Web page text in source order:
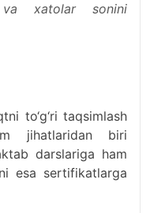
xatolar sonini
to‘g‘ri taqsimlash
jihatlaridan biri
darslariga ham
esa sertifikatlarga